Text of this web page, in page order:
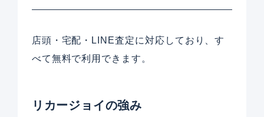
店頭・宅配・LINE査定に対応しており、す
べて無料で利用できます。
リカージョイの強み